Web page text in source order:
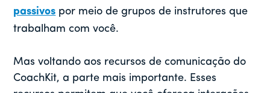
passivos por meio de grupos de instrutores que
trabalham com você.
Mas voltando aos recursos de comunicação do
CoachKit, a parte mais importante. Esses